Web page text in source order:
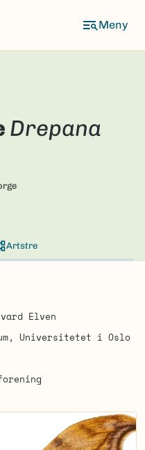
Drepana
Artstre
Elven
Universitetet i Oslo